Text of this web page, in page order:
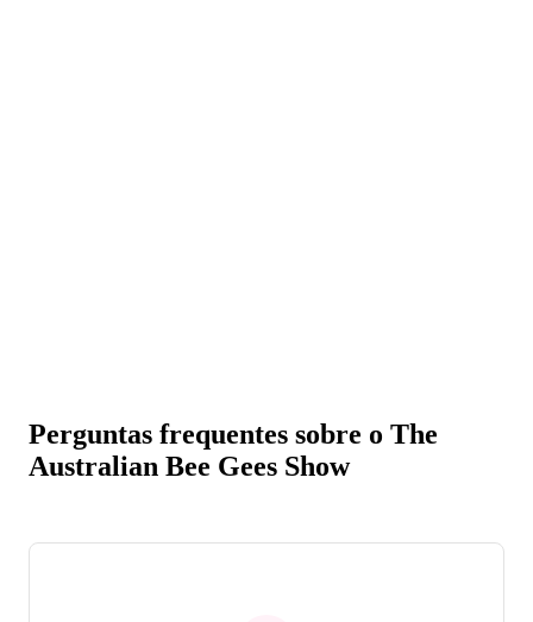
Perguntas frequentes sobre o The
Australian Bee Gees Show